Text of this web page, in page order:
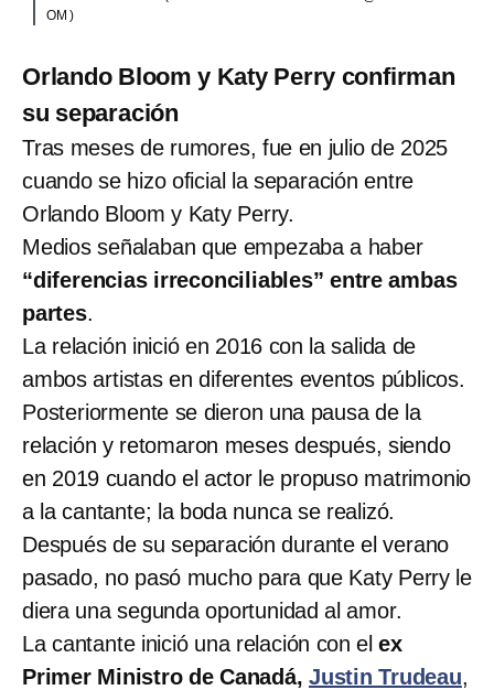
OM )
Orlando Bloom y Katy Perry confirman
su separación
Tras meses de rumores, fue en julio de 2025
cuando se hizo oficial la separación entre
Orlando Bloom y Katy Perry.
Medios señalaban que empezaba a haber
“diferencias irreconciliables” entre ambas
partes.
La relación inició en 2016 con la salida de
ambos artistas en diferentes eventos públicos.
Posteriormente se dieron una pausa de la
relación y retomaron meses después, siendo
en 2019 cuando el actor le propuso matrimonio
a la cantante; la boda nunca se realizó.
Después de su separación durante el verano
pasado, no pasó mucho para que Katy Perry le
diera una segunda oportunidad al amor.
La cantante inició una relación con elex
Primer Ministro de Canadá,Justin Trudeau,